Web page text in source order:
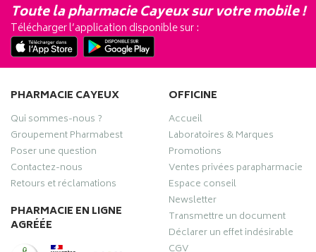
Toute la pharmacie Cayeux sur votre mobile !
Télécharger l’application disponible sur :
PHARMACIE CAYEUX
Qui sommes-nous ?
Groupement Pharmabest
Poser une question
Contactez-nous
Retours et réclamations
PHARMACIE EN LIGNE
AGRÉÉE
OFFICINE
Accueil
Laboratoires & Marques
Promotions
Ventes privées parapharmacie
Espace conseil
Newsletter
Transmettre un document
Déclarer un effet indésirable